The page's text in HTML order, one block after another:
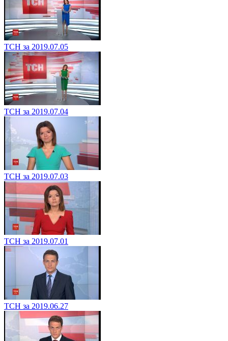
ТСН за 2019.07.05
ТСН за 2019.07.04
ТСН за 2019.07.03
ТСН за 2019.07.01
ТСН за 2019.06.27